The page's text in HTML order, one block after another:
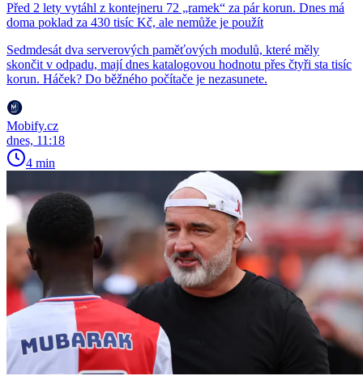
Před 2 lety vytáhl z kontejneru 72 „ramek“ za pár korun. Dnes má
doma poklad za 430 tisíc Kč, ale nemůže je použít
Sedmdesát dva serverových paměťových modulů, které měly
skončit v odpadu, mají dnes katalogovou hodnotu přes čtyři sta tisíc
korun. Háček? Do běžného počítače je nezasunete.
Mobify.cz
dnes, 11:18
4 min